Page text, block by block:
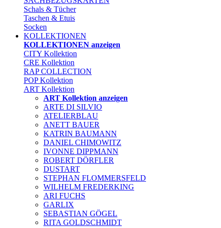
Schals & Tücher
Taschen & Etuis
Socken
KOLLEKTIONEN
KOLLEKTIONEN anzeigen
CITY Kollektion
CRE Kollektion
RAP COLLECTION
POP Kollektion
ART Kollektion
ART Kollektion anzeigen
ARTE DI SILVIO
ATELIERBLAU
ANETT BAUER
KATRIN BAUMANN
DANIEL CHIMOWITZ
IVONNE DIPPMANN
ROBERT DÖRFLER
DUSTART
STEPHAN FLOMMERSFELD
WILHELM FREDERKING
ARI FUCHS
GARLIX
SEBASTIAN GÖGEL
RITA GOLDSCHMIDT